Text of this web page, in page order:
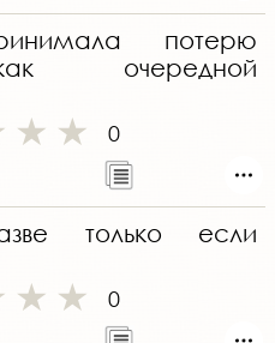
потерю
очередной
0
только если
0